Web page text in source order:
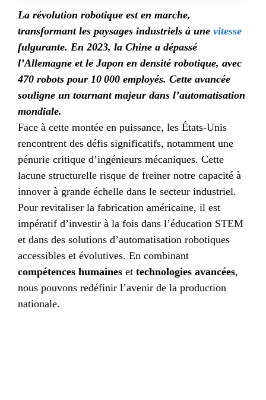
La révolution robotique est en marche,
transformant les paysages industriels à une vitesse
fulgurante. En 2023, la Chine a dépassé
l’Allemagne et le Japon en densité robotique, avec
470 robots pour 10 000 employés. Cette avancée
souligne un tournant majeur dans l’automatisation
mondiale.
Face à cette montée en puissance, les États-Unis
rencontrent des défis significatifs, notamment une
pénurie critique d’ingénieurs mécaniques. Cette
lacune structurelle risque de freiner notre capacité à
innover à grande échelle dans le secteur industriel.
Pour revitaliser la fabrication américaine, il est
impératif d’investir à la fois dans l’éducation STEM
et dans des solutions d’automatisation robotiques
accessibles et évolutives. En combinant
compétences humaines et technologies avancées,
nous pouvons redéfinir l’avenir de la production
nationale.